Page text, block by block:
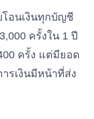
อนเงินทุกบัญชี
ครั้งใน 1 ปี
ครั้ง แต่มียอด
รเงินมีหน้าที่ส่ง